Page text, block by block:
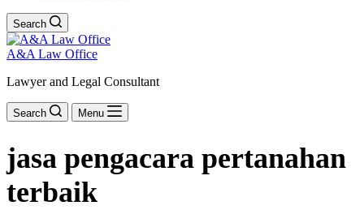
Search
A&A Law Office
Lawyer and Legal Consultant
Search Menu
jasa pengacara pertanahan
terbaik